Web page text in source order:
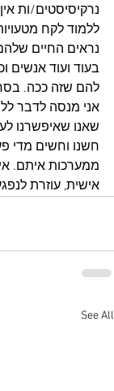
נרקיסיסטים/ות
ללמוד לקח
נראים החיים
בעוד ועוד
להם שזה ככה.
אני מנסה לדבר
שאנו שאיפשרנו
חשנו וחשים מדי
ממערכות איתם.
אישית, עוזרת
See All